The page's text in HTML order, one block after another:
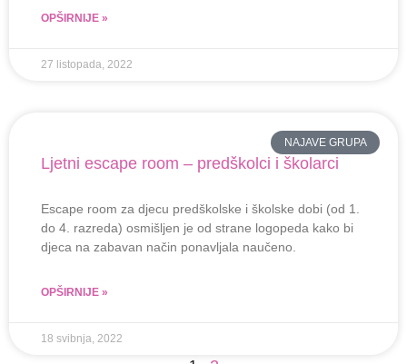
OPŠIRNIJE »
27 listopada, 2022
NAJAVE GRUPA
Ljetni escape room – predškolci i školarci
Escape room za djecu predškolske i školske dobi (od 1.
do 4. razreda) osmišljen je od strane logopeda kako bi
djeca na zabavan način ponavljala naučeno.
OPŠIRNIJE »
18 svibnja, 2022